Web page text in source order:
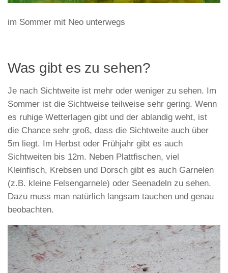
im Sommer mit Neo unterwegs
Was gibt es zu sehen?
Je nach Sichtweite ist mehr oder weniger zu sehen. Im
Sommer ist die Sichtweise teilweise sehr gering. Wenn
es ruhige Wetterlagen gibt und der ablandig weht, ist
die Chance sehr groß, dass die Sichtweite auch über
5m liegt. Im Herbst oder Frühjahr gibt es auch
Sichtweiten bis 12m. Neben Plattfischen, viel
Kleinfisch, Krebsen und Dorsch gibt es auch Garnelen
(z.B. kleine Felsengarnele) oder Seenadeln zu sehen.
Dazu muss man natürlich langsam tauchen und genau
beobachten.